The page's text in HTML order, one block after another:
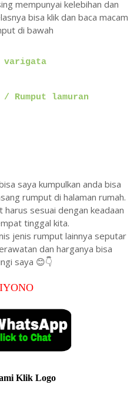
mempunyai kelebihan dan
bisa klik dan baca macam
di bawah
varigata
/ Rumput lamuran
saya kumpulkan anda bisa
rumput di halaman rumah.
sesuai dengan keadaan
tinggal kita.
jenis rumput lainnya seputar
dan harganya bisa
saya 😊👇
Klik Logo